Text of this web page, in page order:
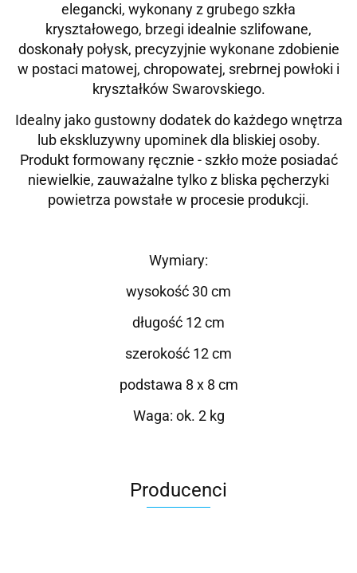
elegancki, wykonany z grubego szkła
kryształowego, brzegi idealnie szlifowane,
doskonały połysk, precyzyjnie wykonane zdobienie
w postaci matowej, chropowatej, srebrnej powłoki i
kryształków Swarovskiego.
Idealny jako gustowny dodatek do każdego wnętrza
lub ekskluzywny upominek dla bliskiej osoby.
Produkt formowany ręcznie - szkło może posiadać
niewielkie, zauważalne tylko z bliska pęcherzyki
powietrza powstałe w procesie produkcji.
Wymiary:
wysokość 30 cm
długość 12 cm
szerokość 12 cm
podstawa 8 x 8 cm
Waga: ok. 2 kg
Producenci